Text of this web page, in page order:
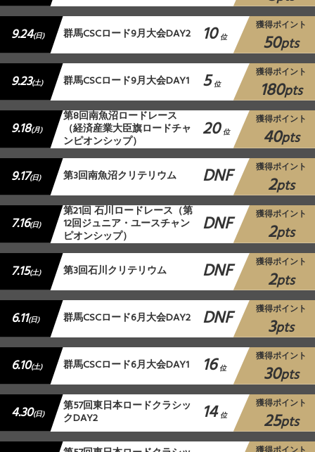
9.24(日) 群馬CSCロード9月大会DAY2 10 位
獲得ポイント
50pts
9.23(土) 群馬CSCロード9月大会DAY1 5 位
獲得ポイント
180pts
9.18(月)
第8回南魚沼ロードレース
（経済産業大臣旗ロードチャ
ンピオンシップ） 20 位
獲得ポイント
40pts
9.17(日) 第3回南魚沼クリテリウム DNF 獲得ポイント
2pts
7.16(日)
第21回 石川ロードレース（第
12回ジュニア・ユースチャン
ピオンシップ） DNF 獲得ポイント
2pts
7.15(土) 第3回石川クリテリウム DNF 獲得ポイント
2pts
6.11(日) 群馬CSCロード6月大会DAY2 DNF 獲得ポイント
3pts
6.10(土) 群馬CSCロード6月大会DAY1 16 位
獲得ポイント
30pts
4.30(日) 第57回東日本ロードクラシッ
クDAY2 14 位
獲得ポイント
25pts